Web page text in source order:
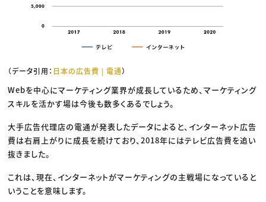
（データ引用： 日本の広告費 | 電通）
Webを中心にマーケティング業界が成長しているため、マーケティング
スキルを活かす場は今後も数多くあるでしょう。
大手広告代理店の電通が発表したデータによると、インターネット広告
費は右肩上がりに成長を続けており、2018年にはテレビ広告費を追い
抜きました。
これは、現在、インターネットがマーケティングの主戦場になっていると
いうことを意味します。